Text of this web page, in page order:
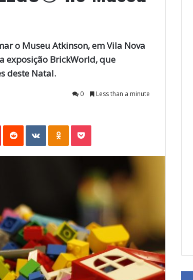
o Museu Atkinson, em Vila Nova
exposição BrickWorld, que
deste Natal.
0
Less than a minute
VKontakte